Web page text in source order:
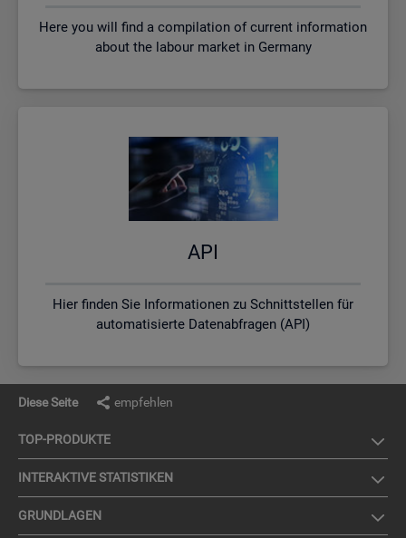
Here you will find a compilation of current information
about the labour market in Germany
API
Hier finden Sie Informationen zu Schnittstellen für
automatisierte Datenabfragen (API)
Diese Seite empfehlen
TOP-PRO­DUK­TE
IN­TER­AK­TI­VE STA­TIS­TI­KEN
GRUND­LA­GEN